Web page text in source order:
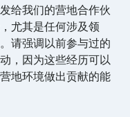
给我们的营地合作伙
，尤其是任何涉及领
。请强调以前参与过的
，因为这些经历可以
地环境做出贡献的能